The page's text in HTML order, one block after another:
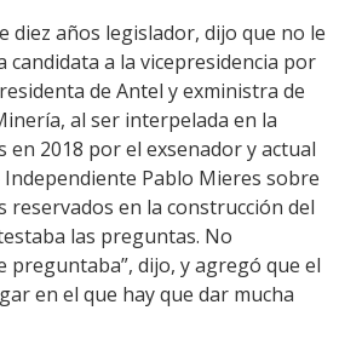
diez años legislador, dijo que no le
candidata a la vicepresidencia por
de Antel y exministra de
al ser interpelada en la
en 2018 por el exsenador y actual
Pablo Mieres sobre
reservados en la construcción del
las preguntas. No
preguntaba”, dijo, y agregó que el
en el que hay que dar mucha